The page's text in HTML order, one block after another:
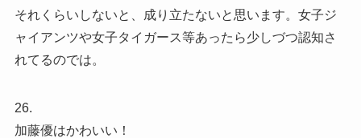
それくらいしないと、成り立たないと思います。女子ジ
ャイアンツや女子タイガース等あったら少しづつ認知さ
れてるのでは。
26.
加藤優はかわいい！